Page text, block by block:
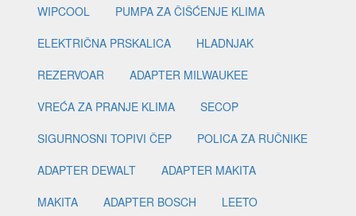
WIPCOOL
PUMPA ZA ČIŠĆENJE KLIMA
ELEKTRIČNA PRSKALICA
HLADNJAK
REZERVOAR
ADAPTER MILWAUKEE
VREĆA ZA PRANJE KLIMA
SECOP
SIGURNOSNI TOPIVI ČEP
POLICA ZA RUČNIKE
ADAPTER DEWALT
ADAPTER MAKITA
MAKITA
ADAPTER BOSCH
LEETO